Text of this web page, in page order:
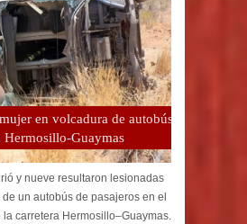
en volcadura de autobús
Hermosillo-Guaymas
y nueve resultaron lesionadas
un autobús de pasajeros en el
la carretera Hermosillo–Guaymas.